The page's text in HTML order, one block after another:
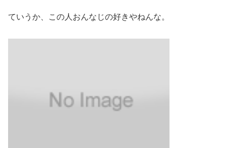
ていうか、この人おんなじの好きやねんな。